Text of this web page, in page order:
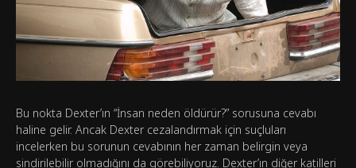
Bu nokta Dexter’ın “İnsan neden öldürür?” sorusuna cevabı
haline gelir. Ancak Dexter cezalandırmak için suçluları
incelerken bu sorunun cevabının her zaman belirgin veya
sindirilebilir olmadığını da görebiliyoruz. Dexter’ın diğer katilleri